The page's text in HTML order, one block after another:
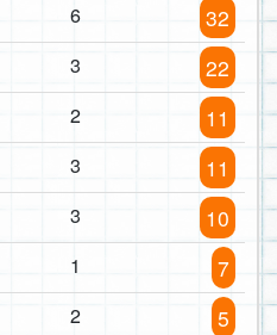
6 32
3 22
2 11
3 11
3 10
1 7
2 5